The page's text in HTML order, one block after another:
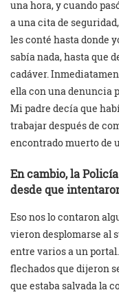
una hora, y cuando
a una cita de
les conté hasta donde
sabía nada, hasta que
cadáver.
ella con una denuncia
Mi padre decía que
trabajar después de
encontrado muerto de
En cambio, la
desde que
Eso nos lo contaron
vieron desplomarse al
entre varios a un
flechados que dijeron
que estaba salvada la